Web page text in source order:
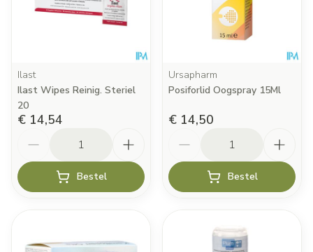
Ilast
Ilast Wipes Reinig. Steriel
20
€ 14,54
Bestel
Ursapharm
Posiforlid Oogspray 15Ml
€ 14,50
Bestel